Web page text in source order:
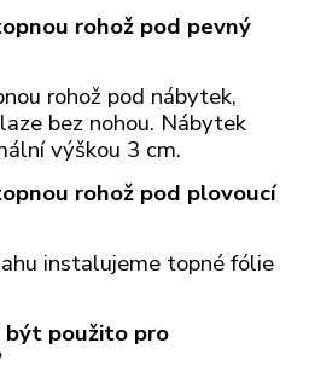
rohož pod pevný
rohož pod nábytek,
bez nohou. Nábytek
výškou 3 cm.
rohož pod plovoucí
instalujeme topné fólie
být použito pro